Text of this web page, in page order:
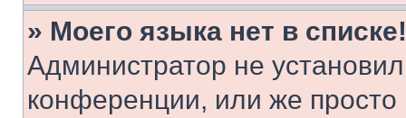
» Моего языка нет в списке!
Администратор не
конференции, или же